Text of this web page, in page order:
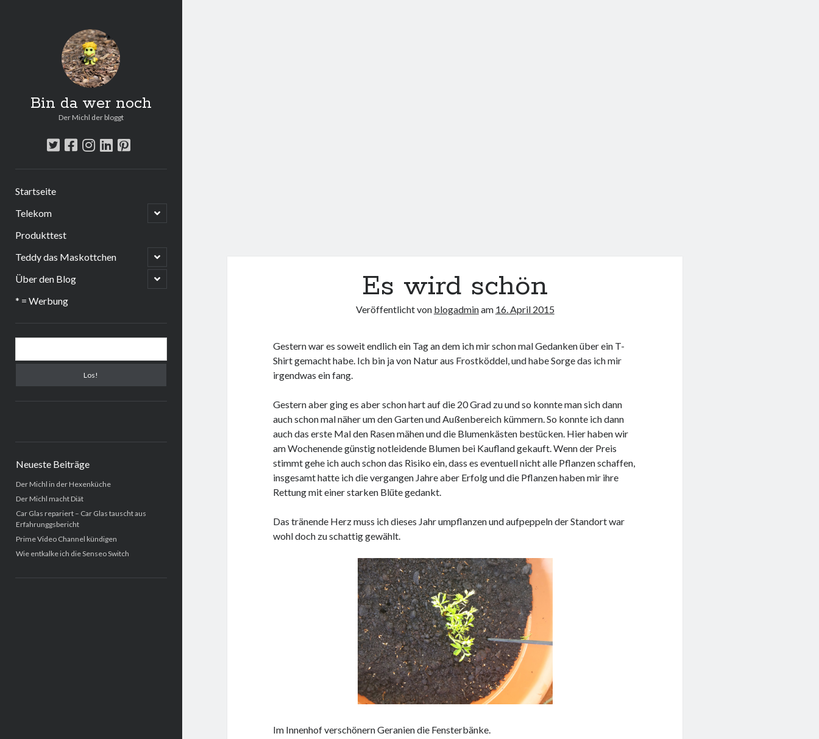
Bin da wer noch
Der Michl der bloggt
twitter
facebook
instagram
linkedin
pinterest
Startseite
Telekom
open
child
Produkttest
Teddy das Maskottchen
open
child
menu
Über den Blog
open
child
* = Werbung
Sidebar
Neueste Beiträge
Der Michl in der Hexenküche
Der Michl macht Diät
Car Glas repariert – Car Glas tauscht aus
Erfahrunggsbericht
Prime Video Channel kündigen
Wie entkalke ich die Senseo Switch
Es wird schön
Veröffentlicht von blogadminam 16. April 2015
Gestern war es soweit endlich ein Tag an dem ich mir schon mal Gedanken über ein T-
Shirt gemacht habe. Ich bin ja von Natur aus Frostköddel, und habe Sorge das ich mir
irgendwas ein fang.
Gestern aber ging es aber schon hart auf die 20 Grad zu und so konnte man sich dann
auch schon mal näher um den Garten und Außenbereich kümmern. So konnte ich dann
auch das erste Mal den Rasen mähen und die Blumenkästen bestücken. Hier haben wir
am Wochenende günstig notleidende Blumen bei Kaufland gekauft. Wenn der Preis
stimmt gehe ich auch schon das Risiko ein, dass es eventuell nicht alle Pflanzen schaffen,
insgesamt hatte ich die vergangen Jahre aber Erfolg und die Pflanzen haben mir ihre
Rettung mit einer starken Blüte gedankt.
Das tränende Herz muss ich dieses Jahr umpflanzen und aufpeppeln der Standort war
wohl doch zu schattig gewählt.
Im Innenhof verschönern Geranien die Fensterbänke.